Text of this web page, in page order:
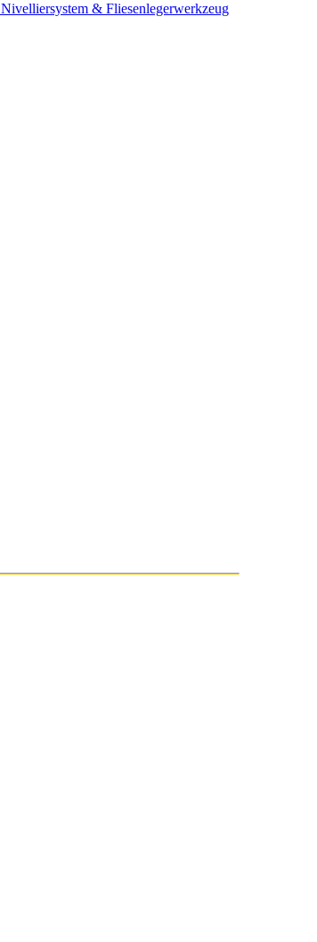
Nivelliersystem & Fliesenlegerwerkzeug